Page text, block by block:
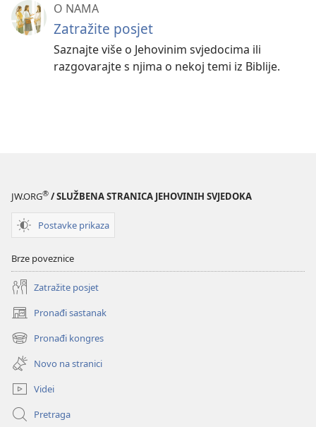
O NAMA
Zatražite posjet
Saznajte više o Jehovinim svjedocima ili
razgovarajte s njima o nekoj temi iz Biblije.
JW.ORG® / SLUŽBENA STRANICA JEHOVINIH SVJEDOKA
Postavke prikaza
Brze poveznice
Zatražite posjet
Pronađi sastanak
(otvara
se
novi
prozor)
Pronađi kongres
(otvara
se
novi
prozor)
Novo na stranici
Videi
Pretraga